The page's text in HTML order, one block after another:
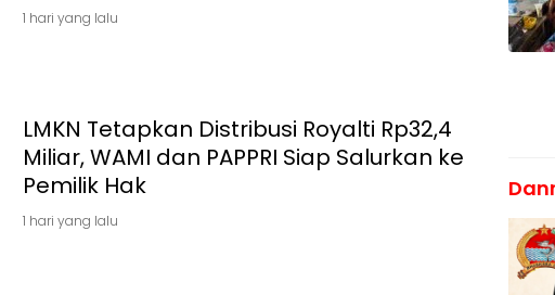
1 hari yang lalu
LMKN Tetapkan Distribusi Royalti Rp32,4
Miliar, WAMI dan PAPPRI Siap Salurkan ke
Pemilik Hak
1 hari yang lalu